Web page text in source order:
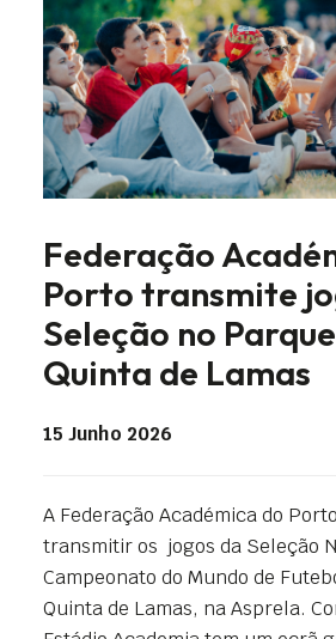
Federação
Porto transmite
Seleção no
Quinta de Lamas
15 Junho 2026
A Federação Académica do
transmitir os jogos da Seleção
Campeonato do Mundo de
Quinta de Lamas, na Asprela.